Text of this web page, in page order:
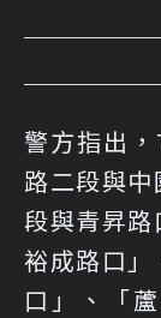
警方指出
路二段與
段與青昇
裕成路口
口」、「